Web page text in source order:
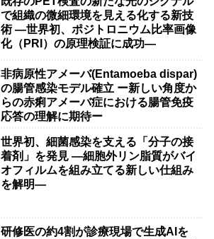
で組織の微細環境を見える化する新技
術 ―世界初、ポジトロニウム比率画像
化（PRI）の原理検証に成功―
非病原性アメーバ(Entamoeba dispar)
の腸管感染モデル確立 ー新しい角度か
らの赤痢アメーバ症における腸管免疫
応答の理解に期待ー
世界初、細菌感染を支える「分子の接
着剤」を発見 ―細胞外リン脂質がバイ
オフィルムを組み立てる新しい仕組み
を解明―
研修医の約4割が診療現場で生成AIを